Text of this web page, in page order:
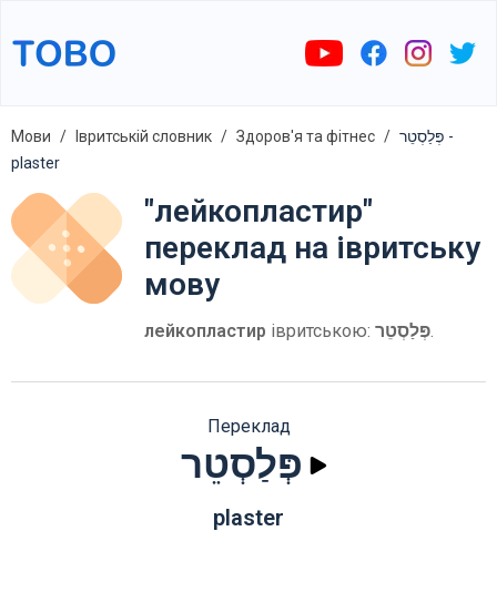
Мови Івритській словник Здоров'я та фітнес
פְּלַסְטֵר -
plaster
"лейкопластир"
переклад на івритську
мову
лейкопластир івритською: פְּלַסְטֵר.
Переклад
פְּלַסְטֵר
plaster